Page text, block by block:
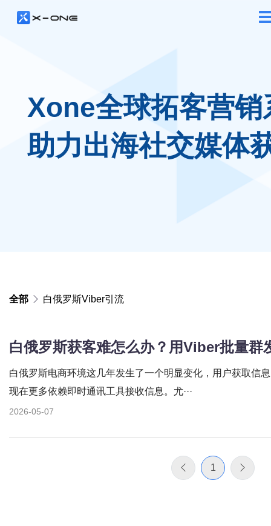
Xone全球拓客营销
助力出海社交媒体
全部 白俄罗斯Viber引流
白俄罗斯电商环境这几年发生了一个明显变化，用户获取信
现在更多依赖即时通讯工具接收信息。尤···
2026-05-07
1